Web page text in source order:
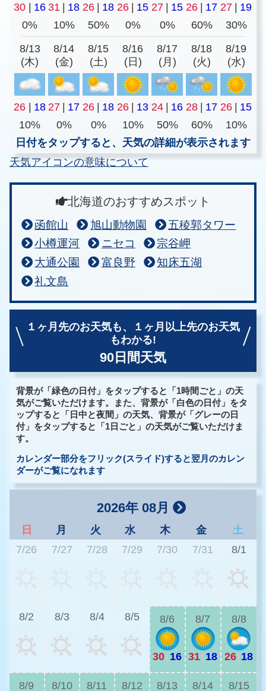
30 | 16 31 | 18 26 | 18 26 | 15 27 | 15 26 | 17 27 | 19
0%
10% 50% 0% 0% 60% 30%
8/13
(木)
8/14
(金)
8/15
(土)
8/16
(日)
8/17
(月)
8/18
(火)
8/19
(水)
26 | 18 27 | 17 26 | 18 26 | 13 24 | 16 28 | 17 26 | 15
10%
0% 0% 10% 50% 60%
10%
日付をタップすると、天気の詳細が表示されます
天気アイコンの意味について
北海道のおすすめスポット
函館山 旭山動物園
五稜郭タワー
小樽運河
ニセコ
宗谷岬
大通公園
富良野
知床五湖
礼文島
１ヶ月先のお天気も、
１ヶ月以上先のお天気
もわかる!
90日間天気
背景が「緑色の日付」をタップすると「1時間ごと」の天
気がご覧いただけます。また、背景が「白色の日付」をタ
ップすると「日中と夜間」の天気、背景が「グレーの日
付」をタップすると「1日ごと」の天気がご覧いただけま
す。
カレンダー部分をフリック(スライド)すると翌月のカレン
ダーがご覧になれます
2026年 08月
日 月 火 水 木 金
土
7/26
7/27 7/28 7/29 7/30 7/31 8/1
8/2 8/3 8/4 8/5 8/6
30| 16
8/7
31| 18
8/8
26|18
8/9 8/10 8/11 8/12 8/13 8/14 8/15